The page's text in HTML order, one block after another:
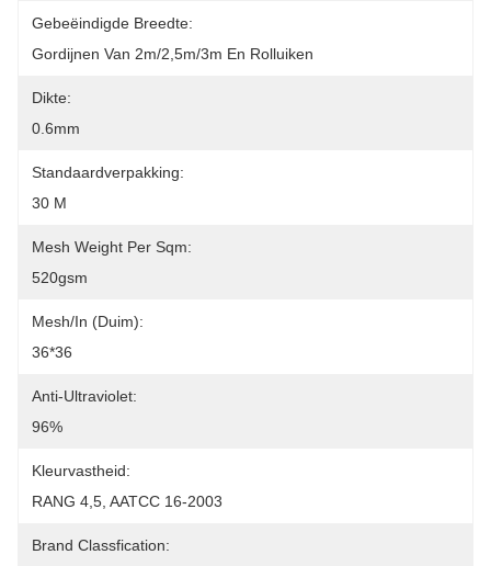
Gebeëindigde Breedte:
Gordijnen Van 2m/2,5m/3m En Rolluiken
Dikte:
0.6mm
Standaardverpakking:
30 M
Mesh Weight Per Sqm:
520gsm
Mesh/In (Duim):
36*36
Anti-Ultraviolet:
96%
Kleurvastheid:
RANG 4,5, AATCC 16-2003
Brand Classfication: